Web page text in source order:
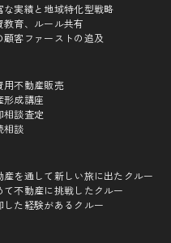
な実績と地域特化型戦略
教育、ルール共有
顧客ファーストの追及
用不動産販売
形成講座
相談査定
相談
産を通して新しい旅に出たクルー
て不動産に挑戦したクルー
した経験があるクルー